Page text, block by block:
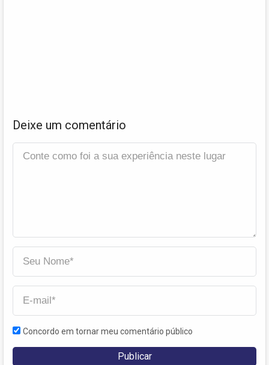
Deixe um comentário
Concordo em tornar meu comentário público